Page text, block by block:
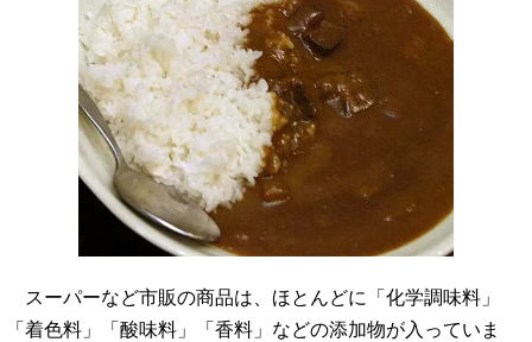
スーパーなど市販の商品は、ほとんどに「化学調味料」
「着色料」「酸味料」「香料」などの添加物が入っていま